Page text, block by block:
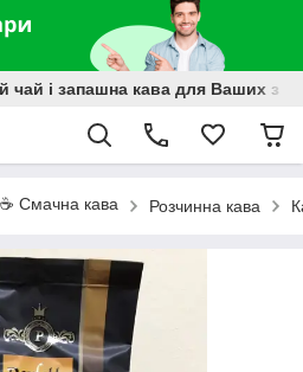
чай і запашна кава для Ваших
☕️ Смачна кава Розчинна кава